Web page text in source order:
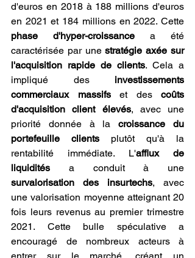
d'euros en 2018 à 188 millions d'euros
phase d'hyper-croissance a été
caractérisée par une stratégie axée sur
l'acquisition rapide de clients. Cela a
impliqué des investissements
commerciaux massifs et des coûts
d'acquisition client élevés, avec une
priorité donnée à la croissance du
portefeuille clients plutôt qu'à la
rentabilité immédiate. L'afflux de
liquidités
survalorisation des insurtechs, avec
une valorisation moyenne atteignant 20
fois leurs revenus au premier trimestre
2021. Cette bulle spéculative a
encouragé de nombreux acteurs à